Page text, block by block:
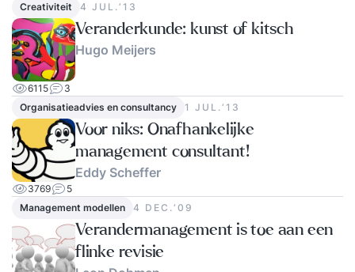
Creativiteit 4 JUL.‘13
Veranderkunde: kunst of kitsch
Hugo Meijers
6115
3
Organisatieadvies en consultancy
1 JUL.‘13
Voor niks: Onafhankelijke
management consultant!
Eddy Scheffer
3769
5
Management modellen
4 DEC.‘09
Verandermanagement is toe aan een
flinke revisie